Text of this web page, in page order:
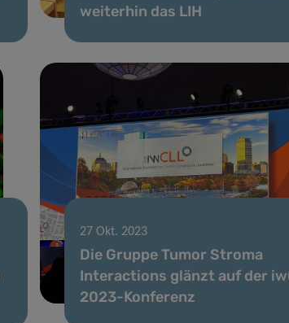
weiterhin das LIH
27 Okt. 2023
Die Gruppe Tumor Stroma
Interactions glänzt auf der
2023-Konferenz